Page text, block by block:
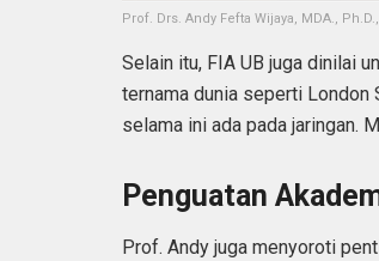
Prof. Drs. Andy Fefta Wijaya, MDA.,
Selain itu, FIA UB juga dinilai
ternama dunia seperti London
selama ini ada pada jaringan.
Penguatan
Prof. Andy juga menyoroti